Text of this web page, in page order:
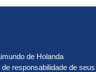
de Holanda
responsabilidade de seus